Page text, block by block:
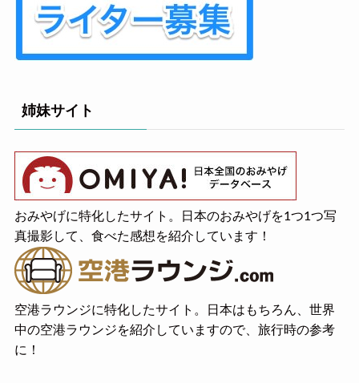
姉妹サイト
おみやげに特化したサイト。日本のおみやげを1つ1つ写
真撮影して、食べた感想を紹介しています！
空港ラウンジに特化したサイト。日本はもちろん、世界
中の空港ラウンジを紹介していますので、旅行時の参考
に！